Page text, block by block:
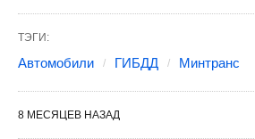
ТЭГИ:
Автомобили ГИБДД Минтранс
8 МЕСЯЦЕВ НАЗАД